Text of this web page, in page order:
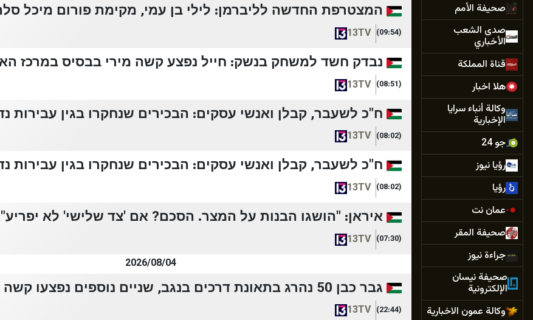
صحيفة الأمم
صدى الشعب
الأخباري
قناة المملكة
هلا اخبار
وكالة أنباء سرايا
الإخبارية
جو 24
رؤيا نيوز
رؤيا
عمان نت
صحيفة المقر
جراءة نيوز
صحيفة نيسان
الإلكترونية
وكالة عمون الاخبارية
המצטרפת החדשה לליברמן: לילי בן עמי, מקימת פורום מיכל סלה
(09:54)
13TV
נבדק חשד למשחק בנשק: חייל נפצע קשה מירי בבסיס במרכז
(08:51)
13TV
ח"כ לשעבר, קבלן ואנשי עסקים: הבכירים שנחקרו בגין עבירות
(08:02)
13TV
ח"כ לשעבר, קבלן ואנשי עסקים: הבכירים שנחקרו בגין עבירות
(08:02)
13TV
איראן: "הושגו הבנות על המצר. הסכם? אם 'צד שלישי' לא יפריע" |
(07:30)
13TV
2026/08/04
גבר כבן 50 נהרג בתאונת דרכים בנגב, שניים נוספים נפצעו קשה | חדשות 13
(22:44)
13TV